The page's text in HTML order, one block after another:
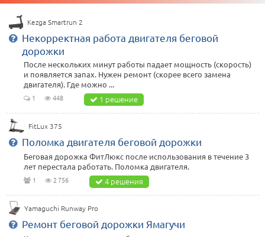
Kezga Smartrun 2
Некорректная работа двигателя беговой
дорожки
После нескольких минут работы падает мощность (скорость)
и появляется запах. Нужен ремонт (скорее всего замена
двигателя). Где можно ...
1 448 1 решение
FitLux 375
Поломка двигателя беговой дорожки
Беговая дорожка ФитЛюкс после использования в течение 3
лет перестала работать. Поломка двигателя.
1 2 756 4 решения
Yamaguchi Runway Pro
Ремонт беговой дорожки Ямагучи